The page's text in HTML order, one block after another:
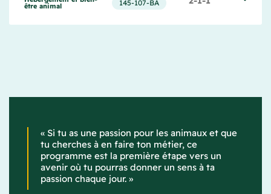
être animal 145-107-BA
« Si tu as une passion pour les animaux et que
tu cherches à en faire ton métier, ce
programme est la première étape vers un
avenir où tu pourras donner un sens à ta
passion chaque jour. »